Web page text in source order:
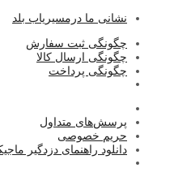
نشانی ما درمسیریاب بلد
چگونگی ثبت سفارش
چگونگی ارسال کالا
چگونگی پرداخت
پرسش‌های متداول
حریم خصوصی
دانلود راهنمای دزدگیر